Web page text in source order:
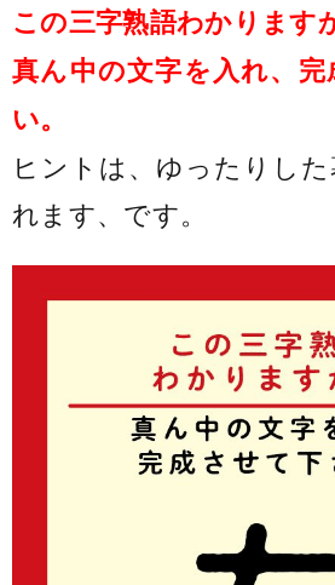
この三字熟語わかります
真ん中の文字を入れ、
い。
ヒントは、ゆったりし
れます、です。